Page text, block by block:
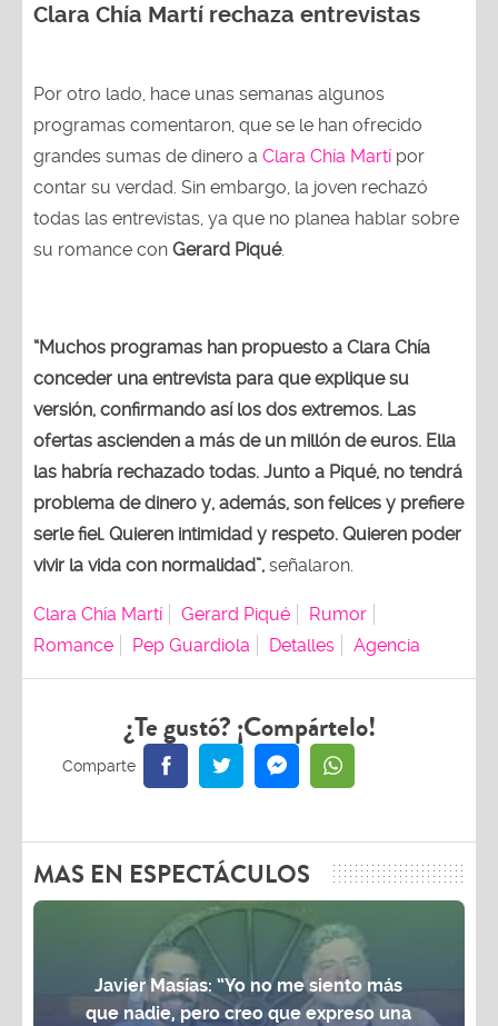
Clara Chía Martí rechaza entrevistas
Por otro lado, hace unas semanas algunos
programas comentaron, que se le han ofrecido
grandes sumas de dinero a Clara Chía Martí por
contar su verdad. Sin embargo, la joven rechazó
todas las entrevistas, ya que no planea hablar sobre
su romance con Gerard Piqué.
“Muchos programas han propuesto a Clara Chía
conceder una entrevista para que explique su
versión, confirmando así los dos extremos. Las
ofertas ascienden a más de un millón de euros. Ella
las habría rechazado todas. Junto a Piqué, no tendrá
problema de dinero y, además, son felices y prefiere
serle fiel. Quieren intimidad y respeto. Quieren poder
vivir la vida con normalidad”, señalaron.
Clara Chía Martí Gerard Piqué
Rumor
Romance
Pep Guardiola Detalles Agencia
¿Te gustó? ¡Compártelo!
MAS EN ESPECTÁCULOS
Javier Masías: “Yo no me siento más
que nadie, pero creo que expreso una